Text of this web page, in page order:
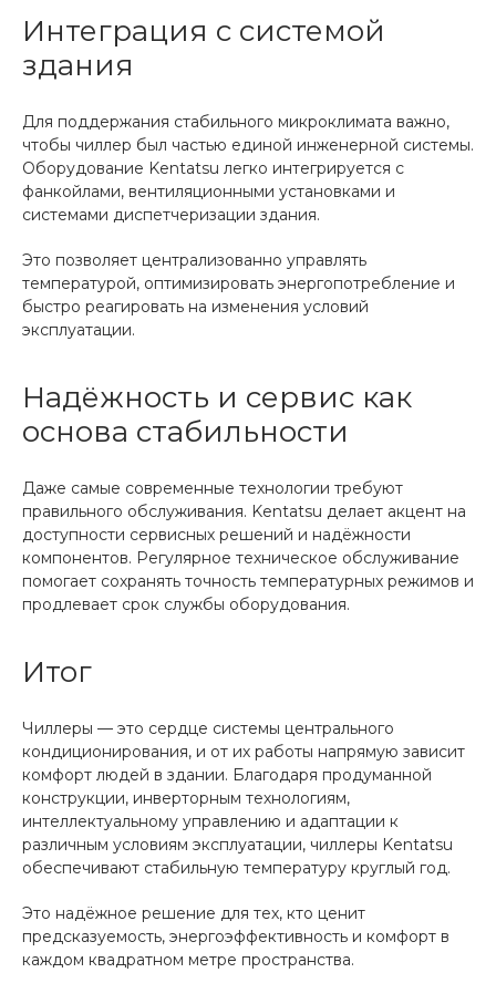
Интеграция с системой
здания
Для поддержания стабильного микроклимата важно,
чтобы чиллер был частью единой инженерной системы.
Оборудование Kentatsu легко интегрируется с
фанкойлами, вентиляционными установками и
системами диспетчеризации здания.
Это позволяет централизованно управлять
температурой, оптимизировать энергопотребление и
быстро реагировать на изменения условий
эксплуатации.
Надёжность и сервис как
основа стабильности
Даже самые современные технологии требуют
правильного обслуживания. Kentatsu делает акцент на
доступности сервисных решений и надёжности
компонентов. Регулярное техническое обслуживание
помогает сохранять точность температурных режимов и
продлевает срок службы оборудования.
Итог
Чиллеры — это сердце системы центрального
кондиционирования, и от их работы напрямую зависит
комфорт людей в здании. Благодаря продуманной
конструкции, инверторным технологиям,
интеллектуальному управлению и адаптации к
различным условиям эксплуатации, чиллеры Kentatsu
обеспечивают стабильную температуру круглый год.
Это надёжное решение для тех, кто ценит
предсказуемость, энергоэффективность и комфорт в
каждом квадратном метре пространства.